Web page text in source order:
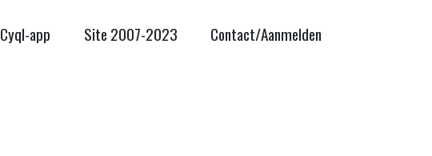
Cyql-app Site 2007-2023 Contact/Aanmelden